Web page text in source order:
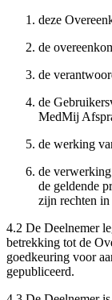
deze
de
de
de
MedMij
de werking
de
de geldende
zijn rechten
4.2 De Deelnemer
betrekking tot de
goedkeuring voor
gepubliceerd.